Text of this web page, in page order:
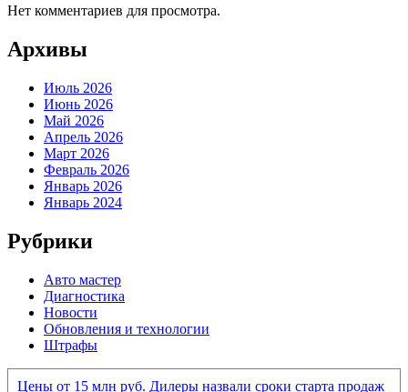
Нет комментариев для просмотра.
Архивы
Июль 2026
Июнь 2026
Май 2026
Апрель 2026
Март 2026
Февраль 2026
Январь 2026
Январь 2024
Рубрики
Авто мастер
Диагностика
Новости
Обновления и технологии
Штрафы
Цены от 15 млн руб. Дилеры назвали сроки старта продаж